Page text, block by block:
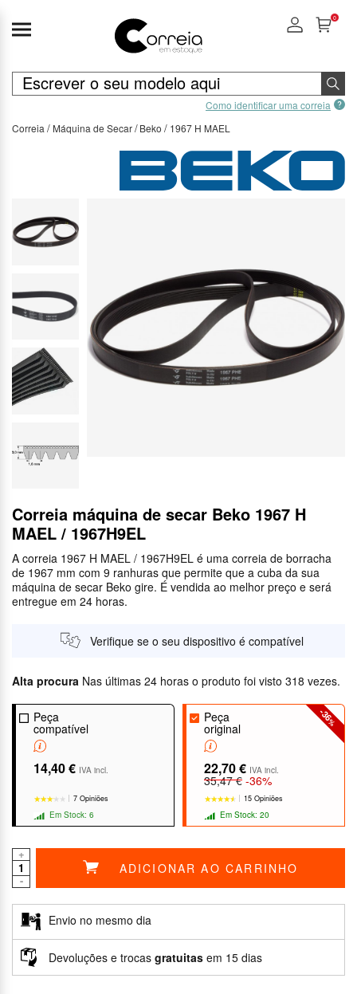
Como identificar uma correia
0
Correia Máquina de Secar Beko 1967 H MAEL
Correia máquina de secar Beko 1967 H
MAEL / 1967H9EL
A correia 1967 H MAEL / 1967H9EL é uma correia de borracha
de 1967 mm com 9 ranhuras que permite que a cuba da sua
máquina de secar Beko gire. É vendida ao melhor preço e será
entregue em 24 horas.
Verifique se o seu dispositivo é compatível
Alta procura Nas últimas 24 horas o produto foi visto 318 vezes.
Peça
compatível
14,40 € IVA incl.
★★★★★
★★★★★
7 Opiniões
Em Stock: 6
-36
%
Peça
original
22,70 € IVA incl.
35,47 € -36%
★★★★★
★★★★★
15 Opiniões
Em Stock: 20
+
-
ADICIONAR AO CARRINHO
Envio no mesmo dia
Devoluções e trocas gratuitas em 15 dias